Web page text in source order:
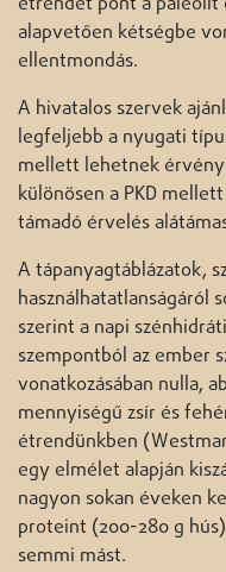
alapvetően kétségbe
ellentmondás.
A hivatalos szervek
legfeljebb a nyugati
mellett lehetnek
különösen a PKD
támadó érvelés
A tápanyagtáblázatok,
használhatatlanságáról
szerint a napi
szempontból az ember
vonatkozásában nulla,
mennyiségű zsír és
étrendünkben
egy elmélet alapján
nagyon sokan éveken
proteint (200-280 g
semmi mást.